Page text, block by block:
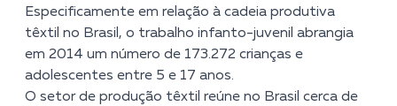
Especificamente em relação à cadeia produtiva
têxtil no Brasil, o trabalho infanto-juvenil abrangia
em 2014 um número de 173.272 crianças e
adolescentes entre 5 e 17 anos.
O setor de produção têxtil reúne no Brasil cerca de